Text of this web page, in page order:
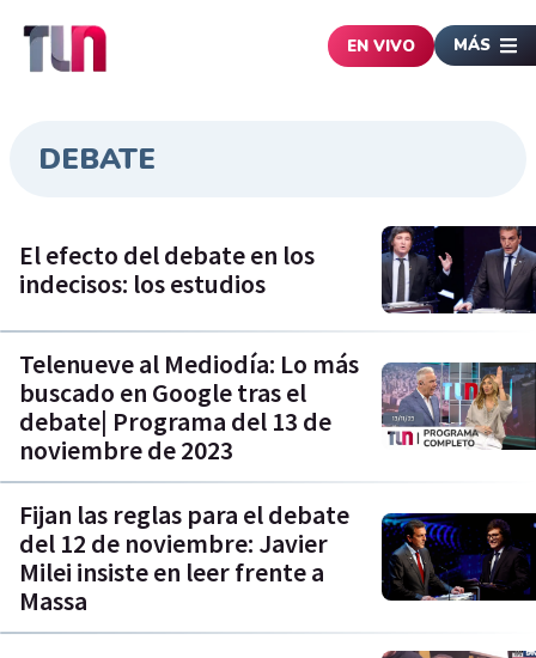
EN VIVO MÁS
DEBATE
El efecto del debate en los
indecisos: los estudios
Telenueve al Mediodía: Lo más
buscado en Google tras el
debate| Programa del 13 de
noviembre de 2023
Fijan las reglas para el debate
del 12 de noviembre: Javier
Milei insiste en leer frente a
Massa